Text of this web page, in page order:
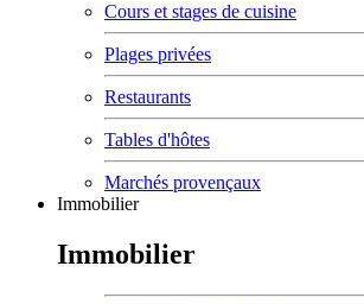
Cours et stages de cuisine
Plages privées
Restaurants
Tables d'hôtes
Marchés provençaux
Immobilier
Immobilier